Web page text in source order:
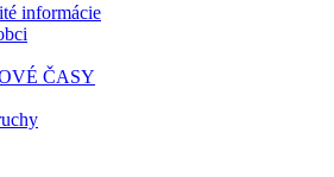
informácie
ČASY